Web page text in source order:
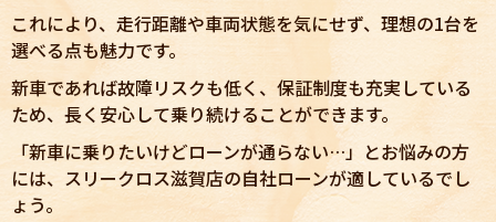
これにより、走行距離や車両状態を気にせず、理想の1台を
選べる点も魅力です。
新車であれば故障リスクも低く、保証制度も充実している
ため、長く安心して乗り続けることができます。
「新車に乗りたいけどローンが通らない…」とお悩みの方
には、スリークロス滋賀店の自社ローンが適しているでし
ょう。